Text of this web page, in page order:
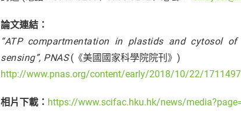
論文連結：
“ATP compartmentation in plastids and cytosol
sensing”, PNAS(《美國國家科學院院刊》)
http://www.pnas.org/content/early/2018/10/22/
相片下載： https://www.scifac.hku.hk/news/